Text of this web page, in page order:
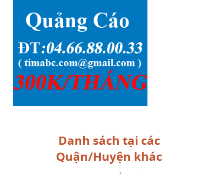
Danh sách tại các
Quận/Huyện khác